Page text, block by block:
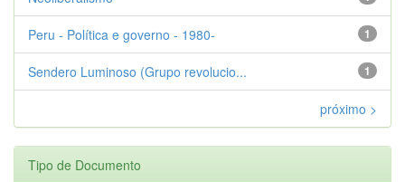
1
Peru - Política e governo - 1980-
1
Sendero Luminoso (Grupo revolucio...
próximo >
Tipo de Documento